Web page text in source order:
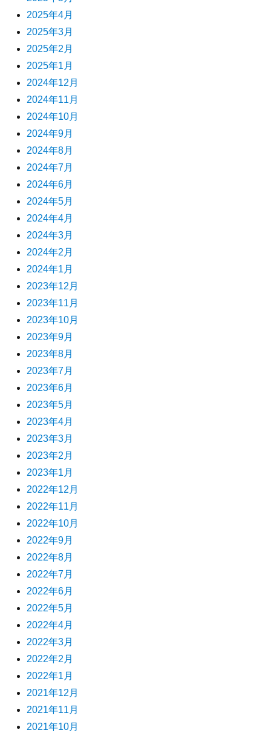
2025年4月
2025年3月
2025年2月
2025年1月
2024年12月
2024年11月
2024年10月
2024年9月
2024年8月
2024年7月
2024年6月
2024年5月
2024年4月
2024年3月
2024年2月
2024年1月
2023年12月
2023年11月
2023年10月
2023年9月
2023年8月
2023年7月
2023年6月
2023年5月
2023年4月
2023年3月
2023年2月
2023年1月
2022年12月
2022年11月
2022年10月
2022年9月
2022年8月
2022年7月
2022年6月
2022年5月
2022年4月
2022年3月
2022年2月
2022年1月
2021年12月
2021年11月
2021年10月